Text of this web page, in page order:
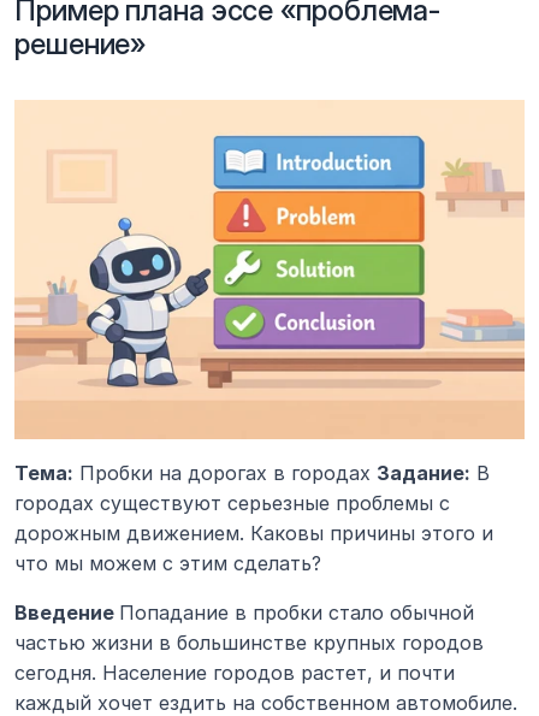
Пример плана эссе «проблема-
решение»
Тема: Пробки на дорогах в городах Задание: В
городах существуют серьезные проблемы с
дорожным движением. Каковы причины этого и
что мы можем с этим сделать?
Введение Попадание в пробки стало обычной
частью жизни в большинстве крупных городов
сегодня. Население городов растет, и почти
каждый хочет ездить на собственном автомобиле.